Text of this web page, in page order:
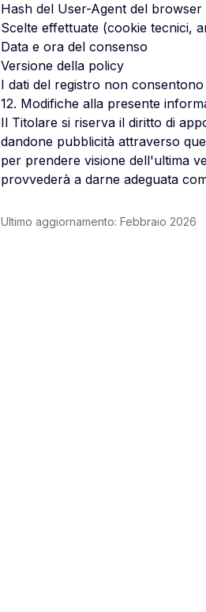
Hash del User-Agent del browser
Scelte effettuate (cookie tecnici,
Data e ora del consenso
Versione della policy
I dati del registro non
12. Modifiche alla presente
Il Titolare si riserva il diritto di
dandone pubblicità attraverso
per prendere visione dell'ultima
provvederà a darne adeguata
Ultimo aggiornamento: Febbraio 2026